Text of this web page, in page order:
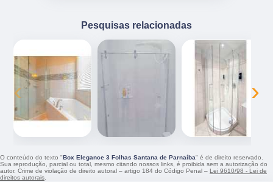
Pesquisas relacionadas
‹ ›
O conteúdo do texto "Box Elegance 3 Folhas Santana de Parnaíba" é de direito reservado.
Sua reprodução, parcial ou total, mesmo citando nossos links, é proibida sem a autorização do
autor. Crime de violação de direito autoral – artigo 184 do Código Penal – Lei 9610/98 - Lei de
direitos autorais.